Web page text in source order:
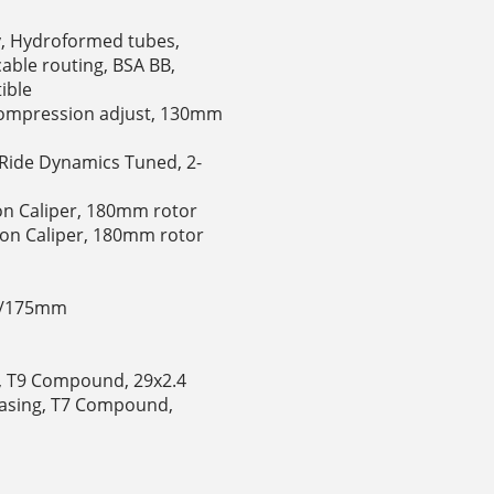
Hydroformed tubes,
routing, BSA BB,
adjust, 130mm
Dynamics Tuned, 2-
Caliper, 180mm rotor
Caliper, 180mm rotor
175mm
T9 Compound, 29x2.4
T7 Compound,